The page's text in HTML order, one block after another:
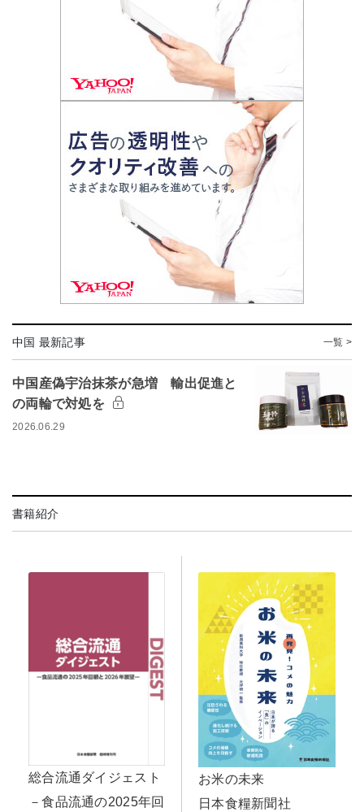
中国 最新記事 一覧 >
中国産偽宇治抹茶が急増 輸出促進と
の両輪で対処を
2026.06.29
書籍紹介
総合流通ダイジェスト
－食品流通の2025年回
お米の未来
日本食糧新聞社